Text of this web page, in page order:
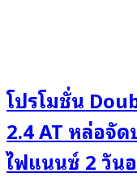
โปรโมชั่น
2.4 AT หล่อจั
ไฟแนนซ์ 2 วัน